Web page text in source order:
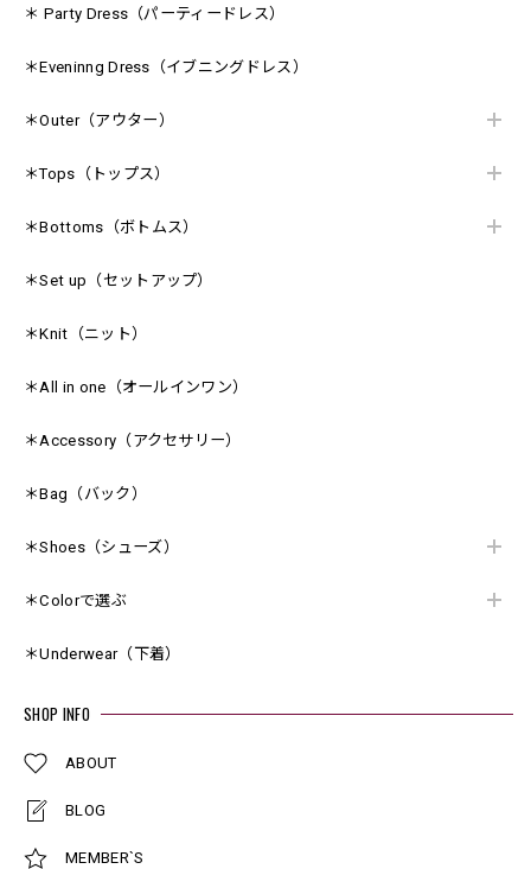
＊ Party Dress（パーティードレス）
＊Eveninng Dress（イブニングドレス）
＊Outer（アウター）
＊Tops（トップス）
＊Bottoms（ボトムス）
＊Set up（セットアップ）
＊Knit（ニット）
＊All in one（オールインワン）
＊Accessory（アクセサリー）
＊Bag（バック）
＊Shoes（シューズ）
＊Colorで選ぶ
＊Underwear（下着）
SHOP INFO
ABOUT
BLOG
MEMBER`S